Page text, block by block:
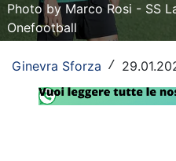
Altri Sport
Tennis
Photo by Marco Rosi - SS
Onefootball
Ginevra Sforza /